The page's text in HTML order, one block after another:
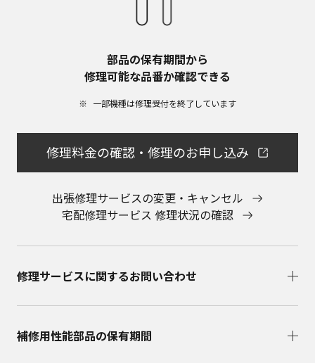
部品の保有期間から​
修理可能な品番か確認できる
一部機種は修理受付を終了しています​
修理料金の確認・修理のお申し込み
出張修理サービスの変更・キャンセル
宅配修理サービス 修理状況の確認
修理サービスに関するお問い合わせ​
補修用性能部品の保有期間​